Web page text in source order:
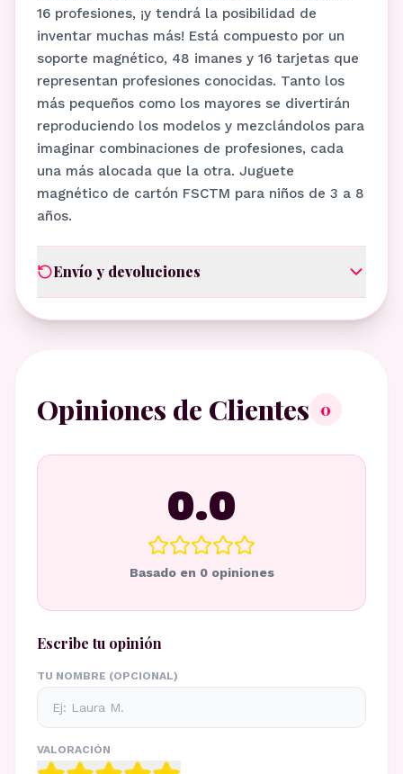
16 profesiones, ¡y tendrá la posibilidad de
inventar muchas más! Está compuesto por un
soporte magnético, 48 imanes y 16 tarjetas que
representan profesiones conocidas. Tanto los
más pequeños como los mayores se divertirán
reproduciendo los modelos y mezclándolos para
imaginar combinaciones de profesiones, cada
una más alocada que la otra. Juguete
magnético de cartón FSCTM para niños de 3 a 8
años.
Envío y devoluciones
Opiniones de Clientes 0
0.0
Basado en 0opiniones
Escribe tu opinión
TU NOMBRE (OPCIONAL)
VALORACIÓN